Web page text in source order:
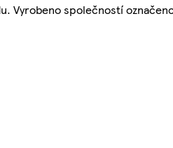
Vyrobeno společností